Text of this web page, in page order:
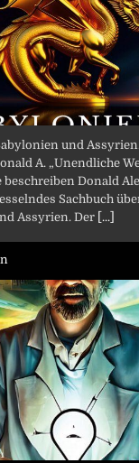
und
A. „Unendliche
beschreiben Donald
Sachbuch
Assyrien. Der [...]